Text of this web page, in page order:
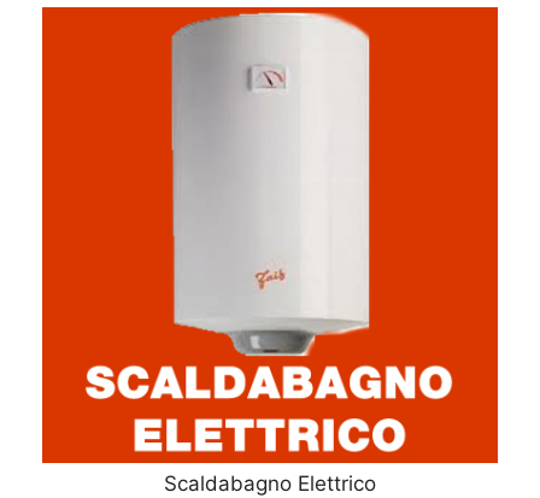
Scaldabagno Elettrico